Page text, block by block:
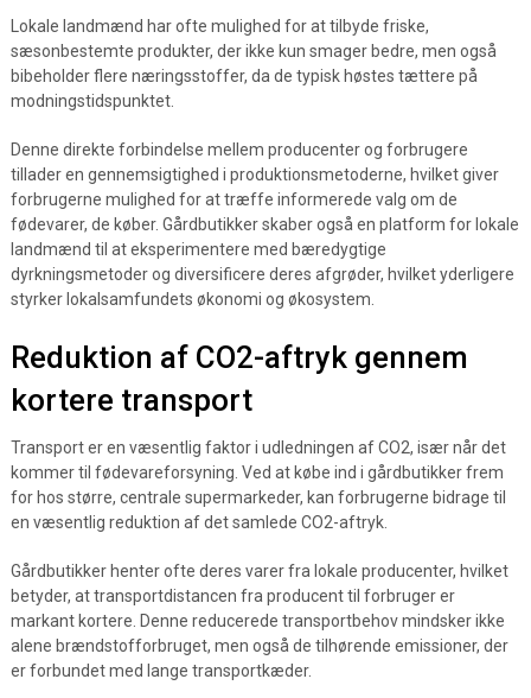
Lokale landmænd har ofte mulighed for at tilbyde friske,
sæsonbestemte produkter, der ikke kun smager bedre, men også
bibeholder flere næringsstoffer, da de typisk høstes tættere på
modningstidspunktet.
Denne direkte forbindelse mellem producenter og forbrugere
tillader en gennemsigtighed i produktionsmetoderne, hvilket giver
forbrugerne mulighed for at træffe informerede valg om de
fødevarer, de køber. Gårdbutikker skaber også en platform for lokale
landmænd til at eksperimentere med bæredygtige
dyrkningsmetoder og diversificere deres afgrøder, hvilket yderligere
styrker lokalsamfundets økonomi og økosystem.
Reduktion af CO2-aftryk gennem
kortere transport
Transport er en væsentlig faktor i udledningen af CO2, især når det
kommer til fødevareforsyning. Ved at købe ind i gårdbutikker frem
for hos større, centrale supermarkeder, kan forbrugerne bidrage til
en væsentlig reduktion af det samlede CO2-aftryk.
Gårdbutikker henter ofte deres varer fra lokale producenter, hvilket
betyder, at transportdistancen fra producent til forbruger er
markant kortere. Denne reducerede transportbehov mindsker ikke
alene brændstofforbruget, men også de tilhørende emissioner, der
er forbundet med lange transportkæder.